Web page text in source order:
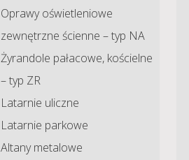
Oprawy oświetleniowe
zewnętrzne ścienne – typ NA
Żyrandole pałacowe, kościelne
– typ ZR
Latarnie uliczne
Latarnie parkowe
Altany metalowe